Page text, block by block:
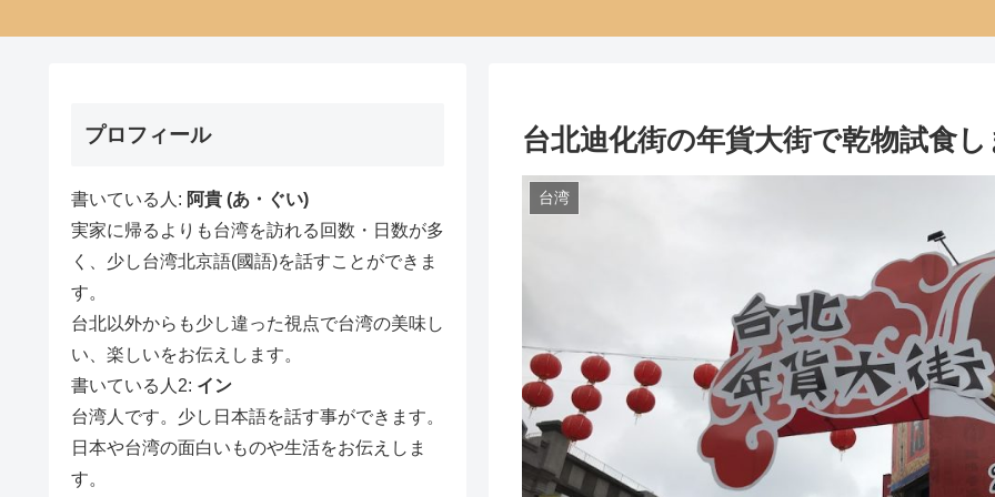
台北迪化街の年貨大街で乾物試食
台湾
プロフィール
書いている人: 阿貴 (あ・ぐい)
実家に帰るよりも台湾を訪れる回数・日数が多
く、少し台湾北京語(國語)を話すことができま
す。
台北以外からも少し違った視点で台湾の美味し
い、楽しいをお伝えします。
書いている人2: イン
台湾人です。少し日本語を話す事ができます。
日本や台湾の面白いものや生活をお伝えしま
す。